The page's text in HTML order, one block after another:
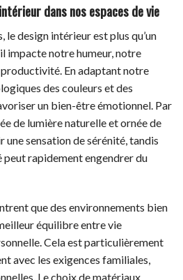
dans nos espaces de vie
le design intérieur est plus qu’un
impacte notre humeur, notre
En adaptant notre
des couleurs et des
un bien-être émotionnel. Par
de lumière naturelle et ornée de
sensation de sérénité, tandis
peut rapidement engendrer du
que des environnements bien
équilibre entre vie
Cela est particulièrement
avec les exigences familiales,
Le choix de matériaux